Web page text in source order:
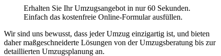
Erhalten Sie Ihr Umzugsangebot in nur 60 Sekunden.
Einfach das kostenfreie Online-Formular ausfüllen.
Wir sind uns bewusst, dass jeder Umzug einzigartig ist, und bieten
daher maßgeschneiderte Lösungen von der Umzugsberatung bis zur
detaillierten Umzugsplanung an.